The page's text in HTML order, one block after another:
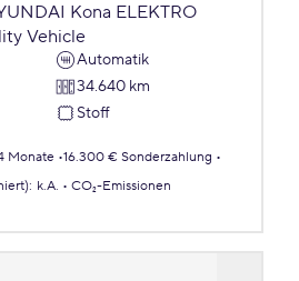
Kona ELEKTRO
Vehicle
Automatik
34.640 km
Stoff
Monate 16.300 € Sonderzahlung
: k.A.
CO₂-Emissionen